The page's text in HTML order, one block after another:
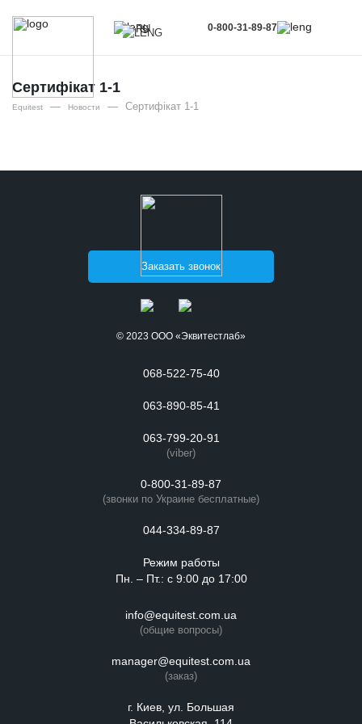
RU
RU
0-800-31-89-87
Сертифікат 1-1
Equitest — Новости — Сертифікат 1-1
Заказать звонок
© 2023 ООО «Эквитестлаб»
068-522-75-40
063-890-85-41
063-799-20-91
(viber)
0-800-31-89-87
(звонки по Украине бесплатные)
044-334-89-87
Режим работы
Пн. – Пт.: с 9:00 до 17:00
info@equitest.com.ua
(общие вопросы)
manager@equitest.com.ua
(заказ)
г. Киев, ул. Большая